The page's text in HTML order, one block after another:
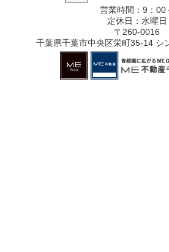
営業時間：9：00
定休日：水曜日
〒260-0016
千葉県千葉市中央区栄町35-14 シ